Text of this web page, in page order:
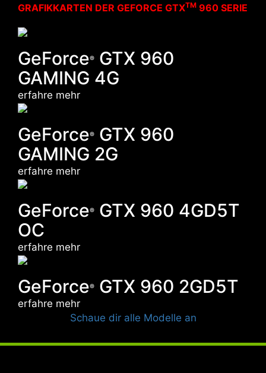
GRAFIKKARTEN DER GEFORCE GTXTM 960 SERIE
GeForce® GTX 960
GAMING 4G
erfahre mehr
GeForce® GTX 960
GAMING 2G
erfahre mehr
GeForce® GTX 960 4GD5T
OC
erfahre mehr
GeForce® GTX 960 2GD5T
erfahre mehr
Schaue dir alle Modelle an